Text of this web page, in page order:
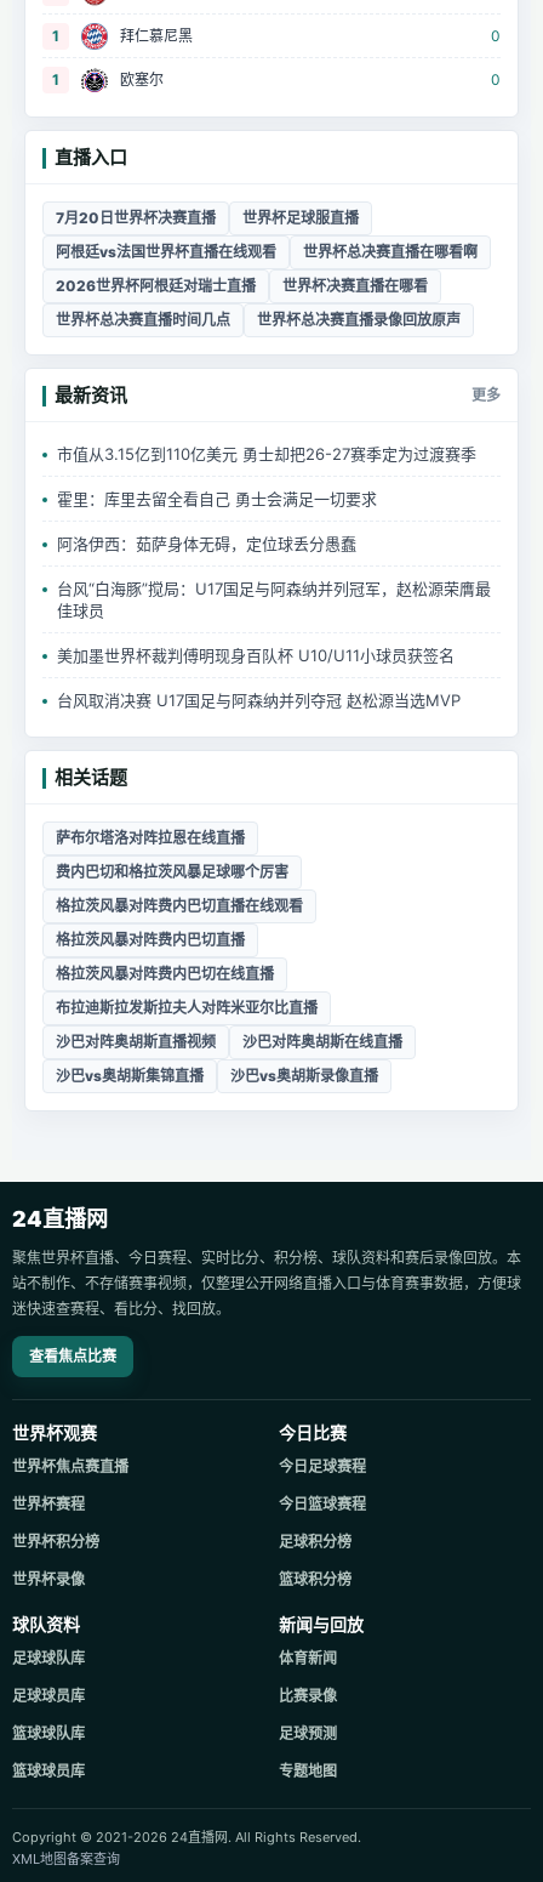
1 拜仁慕尼黑 0
1 欧塞尔 0
直播入口
7月20日世界杯决赛直播
世界杯足球服直播
阿根廷vs法国世界杯直播在线观看
世界杯总决赛直播在哪看啊
2026世界杯阿根廷对瑞士直播
世界杯决赛直播在哪看
世界杯总决赛直播时间几点
世界杯总决赛直播录像回放原声
最新资讯 更多
市值从3.15亿到110亿美元 勇士却把26-27赛季定为过渡赛季
霍里：库里去留全看自己 勇士会满足一切要求
阿洛伊西：茹萨身体无碍，定位球丢分愚蠢
台风“白海豚”搅局：U17国足与阿森纳并列冠军，赵松源荣膺最
佳球员
美加墨世界杯裁判傅明现身百队杯 U10/U11小球员获签名
台风取消决赛 U17国足与阿森纳并列夺冠 赵松源当选MVP
相关话题
萨布尔塔洛对阵拉恩在线直播
费内巴切和格拉茨风暴足球哪个厉害
格拉茨风暴对阵费内巴切直播在线观看
格拉茨风暴对阵费内巴切直播
格拉茨风暴对阵费内巴切在线直播
布拉迪斯拉发斯拉夫人对阵米亚尔比直播
沙巴对阵奥胡斯直播视频
沙巴对阵奥胡斯在线直播
沙巴vs奥胡斯集锦直播
沙巴vs奥胡斯录像直播
24直播网
聚焦世界杯直播、今日赛程、实时比分、积分榜、球队资料和赛后录像回放。本
站不制作、不存储赛事视频，仅整理公开网络直播入口与体育赛事数据，方便球
迷快速查赛程、看比分、找回放。
查看焦点比赛
世界杯观赛
世界杯焦点赛直播
世界杯赛程
世界杯积分榜
世界杯录像
今日比赛
今日足球赛程
今日篮球赛程
足球积分榜
篮球积分榜
球队资料
足球球队库
足球球员库
篮球球队库
篮球球员库
新闻与回放
体育新闻
比赛录像
足球预测
专题地图
Copyright © 2021-2026 24直播网. All Rights Reserved.
XML地图备案查询